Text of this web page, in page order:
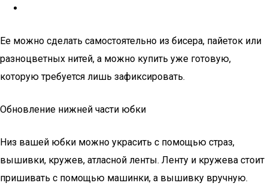
Ее можно сделать самостоятельно из бисера, пайеток или
разноцветных нитей, а можно купить уже готовую,
которую требуется лишь зафиксировать.
Обновление нижней части юбки
Низ вашей юбки можно украсить с помощью страз,
вышивки, кружев, атласной ленты. Ленту и кружева стоит
пришивать с помощью машинки, а вышивку вручную.